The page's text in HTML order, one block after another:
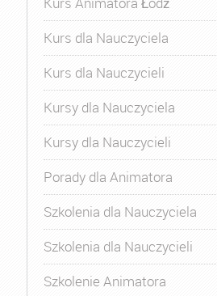
Kurs dla Nauczyciela
Kurs dla Nauczycieli
Kursy dla Nauczyciela
Kursy dla Nauczycieli
Porady dla Animatora
Szkolenia dla Nauczyciela
Szkolenia dla Nauczycieli
Szkolenie Animatora